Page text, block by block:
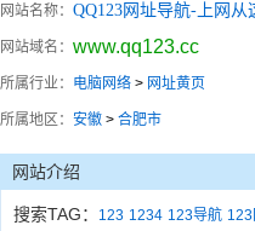
网站名称： QQ123网址导航-上网从
网站域名： www.qq123.cc
所属行业： 电脑网络 > 网址黄页
所属地区： 安徽 > 合肥市
网站介绍
搜索TAG： 123 1234 123导航